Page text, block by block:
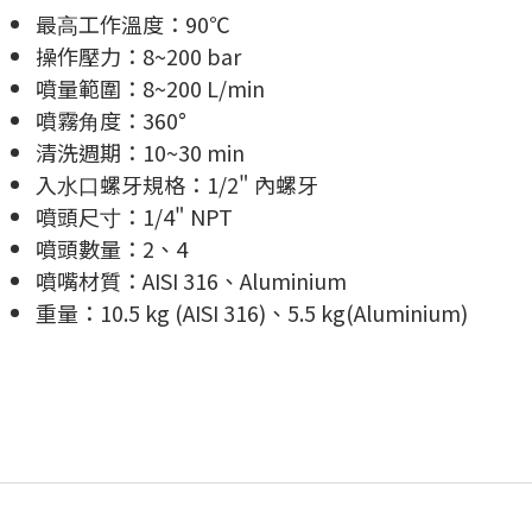
最⾼⼯作溫度：90℃
操作壓⼒：8~200 bar
噴量範圍：8~200 L/min
噴霧⾓度：360°
清洗週期：10~30 min
入⽔⼝螺牙規格：1/2" 內螺牙
噴頭尺⼨：1/4" NPT
噴頭數量：2、4
噴嘴材質：AISI 316、Aluminium
重量：10.5 kg (AISI 316)、5.5 kg(Aluminium)